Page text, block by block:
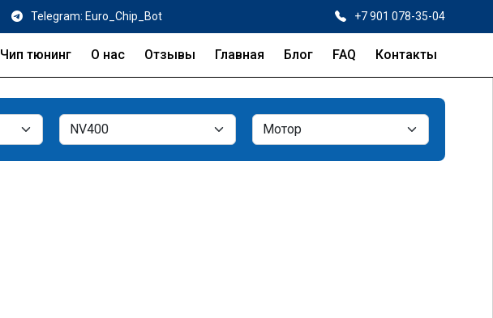
Telegram: Euro_Chip_Bot +7 901 078-35-04
Чип тюнинг О нас Отзывы Главная Блог FAQ Контакты